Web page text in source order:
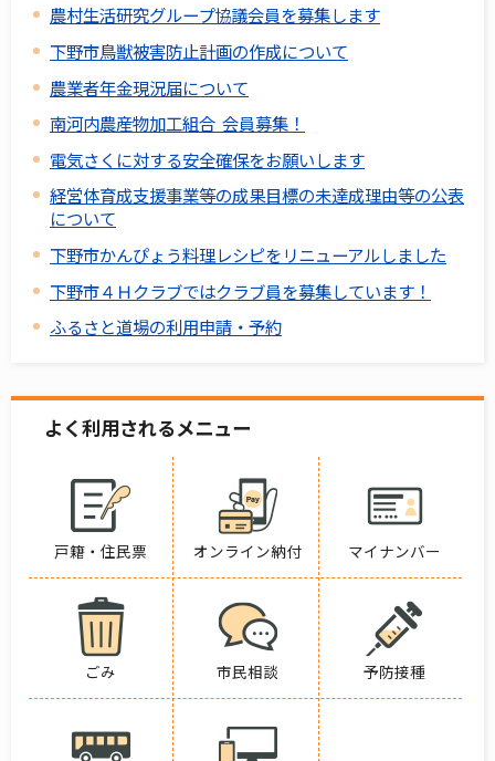
農村生活研究グループ協議会員を募集します
下野市鳥獣被害防止計画の作成について
農業者年金現況届について
南河内農産物加工組合 会員募集！
電気さくに対する安全確保をお願いします
経営体育成支援事業等の成果目標の未達成理由等の公表
について
下野市かんぴょう料理レシピをリニューアルしました
下野市４Ｈクラブではクラブ員を募集しています！
ふるさと道場の利用申請・予約
よく利用されるメニュー
戸籍・住民票 オンライン納付 マイナンバー
ごみ 市民相談 予防接種